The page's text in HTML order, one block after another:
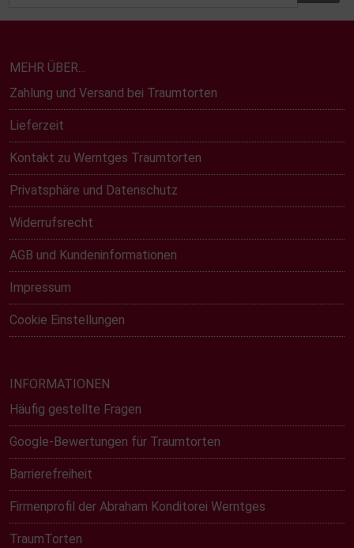
MEHR ÜBER...
Zahlung und Versand bei Traumtorten
Lieferzeit
Kontakt zu Werntges Traumtorten
Privatsphäre und Datenschutz
Widerrufsrecht
AGB und Kundeninformationen
Impressum
Cookie Einstellungen
INFORMATIONEN
Häufig gestellte Fragen
Google-Bewertungen für Traumtorten
Barrierefreiheit
Firmenprofil der Abraham Konditorei Werntges
TraumTorten